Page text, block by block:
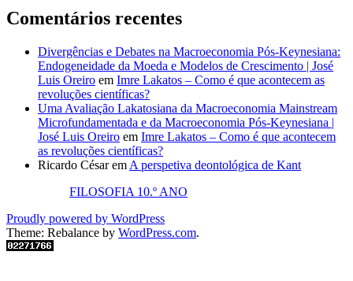
Comentários recentes
Divergências e Debates na Macroeconomia Pós-Keynesiana:
Endogeneidade da Moeda e Modelos de Crescimento | José
Luis Oreiro em Imre Lakatos – Como é que acontecem as
revoluções científicas?
Uma Avaliação Lakatosiana da Macroeconomia Mainstream
Microfundamentada e da Macroeconomia Pós-Keynesiana |
José Luis Oreiro em Imre Lakatos – Como é que acontecem
as revoluções científicas?
Ricardo Césarem A perspetiva deontológica de Kant
FILOSOFIA 10.º ANO
Proudly powered by WordPress
Theme: Rebalance by WordPress.com.